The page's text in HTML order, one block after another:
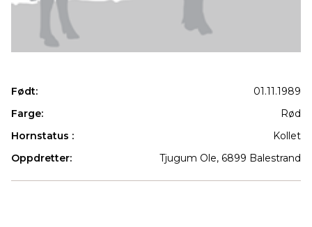
Født:
01.11.1989
Farge:
Rød
Hornstatus :
Kollet
Oppdretter:
Tjugum Ole, 6899 Balestrand